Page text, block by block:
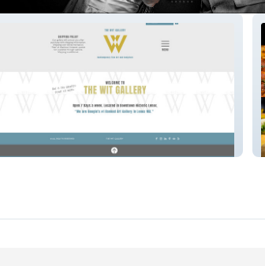
The Wit Gallery